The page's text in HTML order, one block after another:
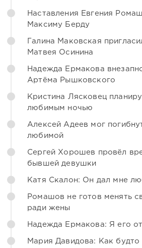
Наставления Евгения
Максиму Берду
Галина Маковская
Матвея Осинина
Надежда Ермакова
Артёма Рышковского
Кристина Лясковец
любимым ночью
Алексей Адеев мог
любимой
Сергей Хорошев провёл
бывшей девушки
Катя Скалон: Он дал мне
Ромашов не готов менять
ради жены
Надежда Ермакова: Я его
Мария Давидова: Как будто